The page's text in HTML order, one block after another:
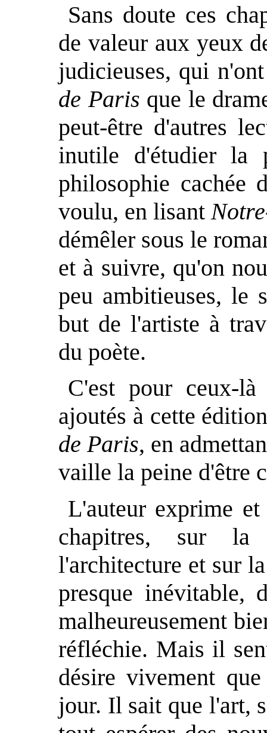
Sans doute ces
de valeur aux yeux
judicieuses, qui
de Paris que le
peut-être d'autres
inutile d'étudier la
philosophie cachée
voulu, en lisant
démêler sous le
et à suivre, qu'on
peu ambitieuses, le
but de l'artiste à
du poète.
C'est pour ceux-
ajoutés à cette
de Paris, en
vaille la peine d'être
L'auteur exprime
chapitres, sur la
l'architecture et sur
presque inévitable,
malheureusement
réfléchie. Mais il
désire vivement
jour. Il sait que l'art,